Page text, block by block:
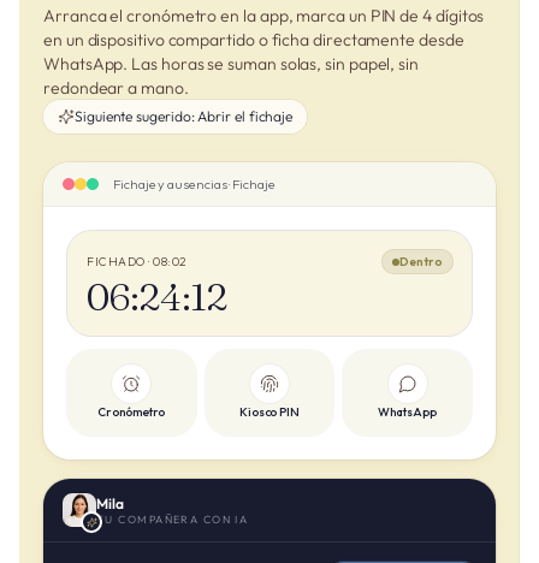
Arranca el cronómetro en la app, marca un PIN de 4 dígitos
en un dispositivo compartido o ficha directamente desde
WhatsApp. Las horas se suman solas, sin papel, sin
redondear a mano.
Siguiente sugerido:Abrir el fichaje
Fichaje y ausencias · Fichaje
FICHADO · 08:02 Dentro
06:24:12
Cronómetro Kiosco PIN WhatsApp
Mila
TU COMPAÑERA CON IA